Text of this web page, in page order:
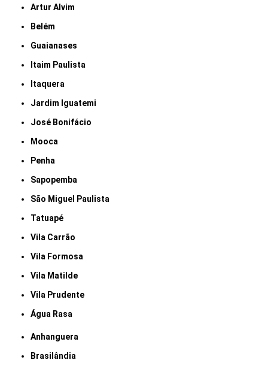
Artur Alvim
Belém
Guaianases
Itaim Paulista
Itaquera
Jardim Iguatemi
José Bonifácio
Mooca
Penha
Sapopemba
São Miguel Paulista
Tatuapé
Vila Carrão
Vila Formosa
Vila Matilde
Vila Prudente
Água Rasa
Anhanguera
Brasilândia